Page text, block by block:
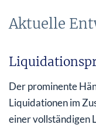
Aktuelle
Der prominente
Liquidationen im
einer vollständigen